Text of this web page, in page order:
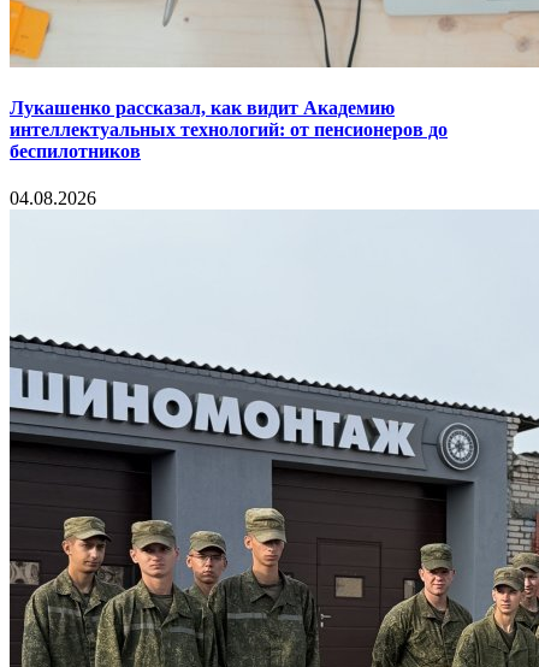
Лукашенко рассказал, как видит Академию
интеллектуальных технологий: от пенсионеров до
беспилотников
04.08.2026